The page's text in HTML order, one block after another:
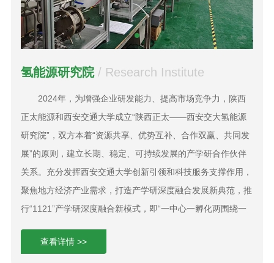
氢能源研究院/ Research Institute
2024年，为增强企业研发能力、提高市场竞争力，陕西
正太能源和西安交通大学成立“陕西正太——西安交大氢能源
研究院”，双方本着“资源共享、优势互补、合作双赢、共同发
展”的原则，建立长期、稳定、可持续发展的产学研合作伙伴
关系。充分发挥西安交通大学创新引领和科技服务支撑作用，
聚焦地方经济产业需求，打造产学研深度融合发展新典范，推
行“1121”产学研深度融合新模式，即“一中心一孵化两围绕一
共享”，围绕国家储能技术产教融合创新平台方向布局，立足
氢能产业布局和发展方向，面向新能源领域重大需求、瞄准国
查看详情 >>